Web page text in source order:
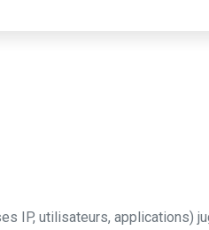
IP, utilisateurs, applications)